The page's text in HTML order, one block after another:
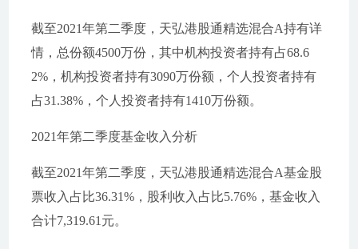
截至2021年第二季度，天弘港股通精选混合A持有详
情，总份额4500万份，其中机构投资者持有占68.6
2%，机构投资者持有3090万份额，个人投资者持有
占31.38%，个人投资者持有1410万份额。
2021年第二季度基金收入分析
截至2021年第二季度，天弘港股通精选混合A基金股
票收入占比36.31%，股利收入占比5.76%，基金收入
合计7,319.61元。